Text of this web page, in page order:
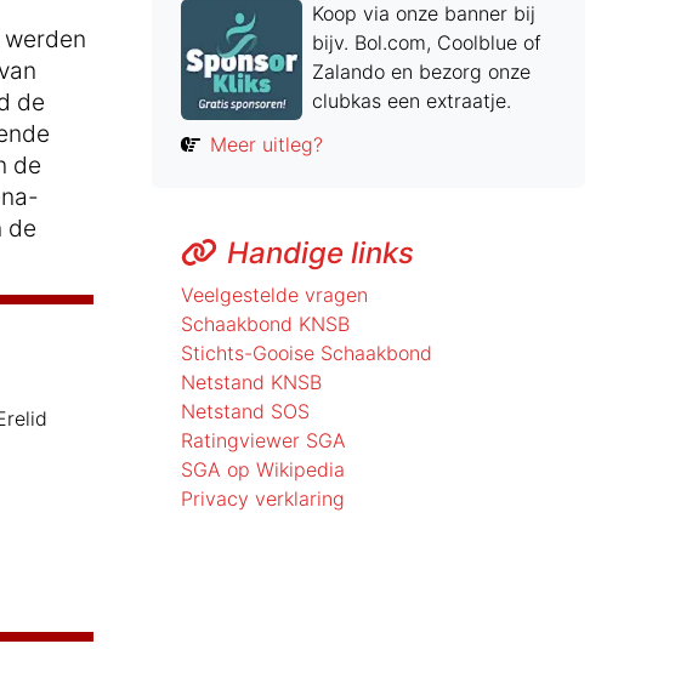
de
de
de
Koop via onze banner bij
bijv. Bol.com, Coolblue of
Zalando en bezorg onze
clubkas een extraatje.
Meer uitleg?
Handige links
Veelgestelde vragen
Schaakbond KNSB
Stichts-Gooise Schaakbond
Netstand KNSB
Netstand SOS
Ratingviewer SGA
SGA op Wikipedia
Privacy verklaring